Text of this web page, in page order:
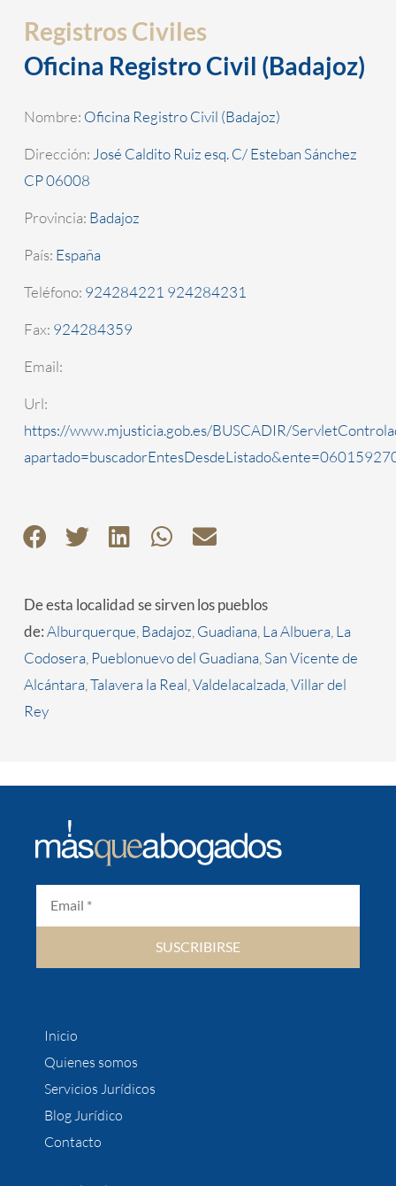
Registros Civiles
Oficina Registro Civil (Badajoz)
Nombre: Oficina Registro Civil (Badajoz)
Dirección:José Caldito Ruiz esq. C/ Esteban Sánchez
CP 06008
Provincia: Badajoz
País: España
Teléfono: 924284221 924284231
Fax: 924284359
Email:
Url:
https://www.mjusticia.gob.es/BUSCADIR/
De esta localidad se sirven los pueblos
de:Alburquerque,Badajoz,Guadiana,La Albuera,La
Codosera, Pueblonuevo del Guadiana,San Vicente de
Alcántara,Talavera la Real,Valdelacalzada,Villar del
Rey
SUSCRIBIRSE
Inicio
Quienes somos
Servicios Jurídicos
Blog Jurídico
Contacto